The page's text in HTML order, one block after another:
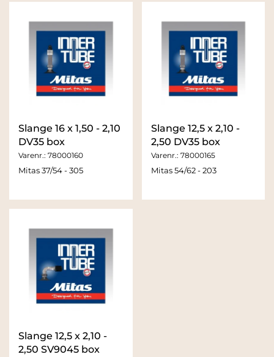
Slange 16 x 1,50 - 2,10
DV35 box
Varenr.: 78000160
Mitas 37/54 - 305
Slange 12,5 x 2,10 -
2,50 DV35 box
Varenr.: 78000165
Mitas 54/62 - 203
Slange 12,5 x 2,10 -
2,50 SV9045 box